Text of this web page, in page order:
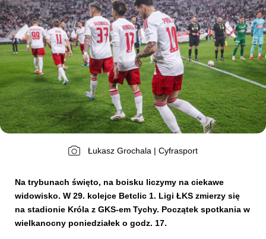
Akademia
Biznes
Dla mediów
Łukasz Grochala | Cyfrasport
Na trybunach święto, na boisku liczymy na ciekawe
widowisko. W 29. kolejce Betclic 1. Ligi ŁKS zmierzy się
na stadionie Króla z GKS-em Tychy. Początek spotkania w
wielkanocny poniedziałek o godz. 17.